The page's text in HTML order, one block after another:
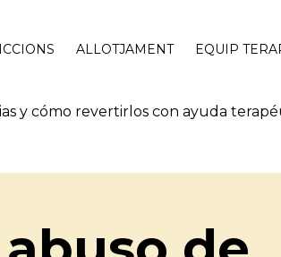
ALLOTJAMENT EQUIP
y cómo revertirlos con ayuda